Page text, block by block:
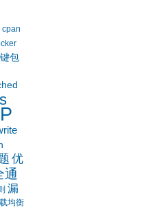
cpan
包
优
通
漏
均衡